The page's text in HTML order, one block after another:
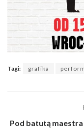
Tagi: grafika
Pod batutą